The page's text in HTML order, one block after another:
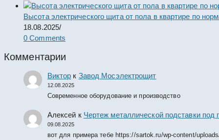
Высота электрического щита от пола в квартире по
18.08.2025/
0 Comments
Комментарии
Виктор к Завод Мосэлектрощит
12.08.2025
Современное оборудование и производство
Алексей к Чертеж металлической подставки
09.08.2025
вот для примера тебе https://sartok.ru/wp-content/